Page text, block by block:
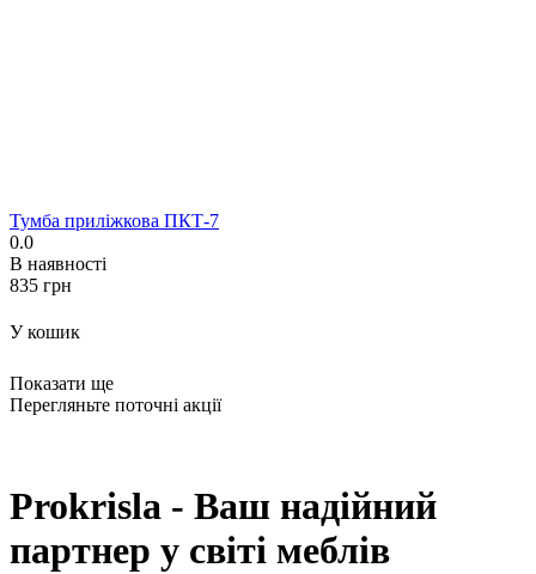
Тумба приліжкова ПКТ-7
0.0
В наявності
‍835‍ грн
У кошик
Показати ще
Перегляньте поточні акції
Prokrisla - Ваш надійний
партнер у світі меблів